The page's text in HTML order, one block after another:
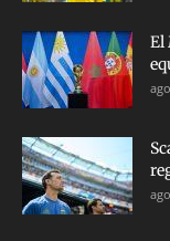
El